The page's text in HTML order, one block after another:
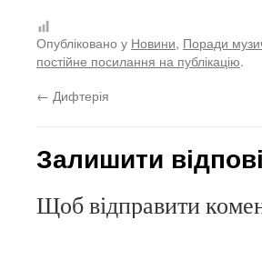
Опубліковано у Новини, Поради
постійне посилання на публікацію.
← Дифтерія
Залишити
Щоб відправити